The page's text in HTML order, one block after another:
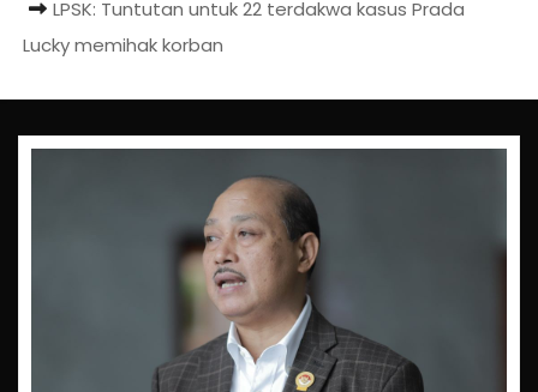
LPSK: Tuntutan untuk 22 terdakwa kasus Prada
Lucky memihak korban